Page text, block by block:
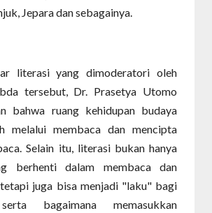
Jepara dan sebagainya.
literasi yang dimoderatori oleh
tersebut, Dr. Prasetya Utomo
bahwa ruang kehidupan budaya
melalui membaca dan mencipta
Selain itu, literasi bukan hanya
berhenti dalam membaca dan
juga bisa menjadi "laku" bagi
bagaimana memasukkan